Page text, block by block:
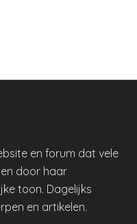
en forum dat vele
door haar
toon. Dagelijks
en artikelen.